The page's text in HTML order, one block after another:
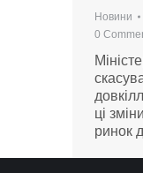
Новини
0
ці
ринок